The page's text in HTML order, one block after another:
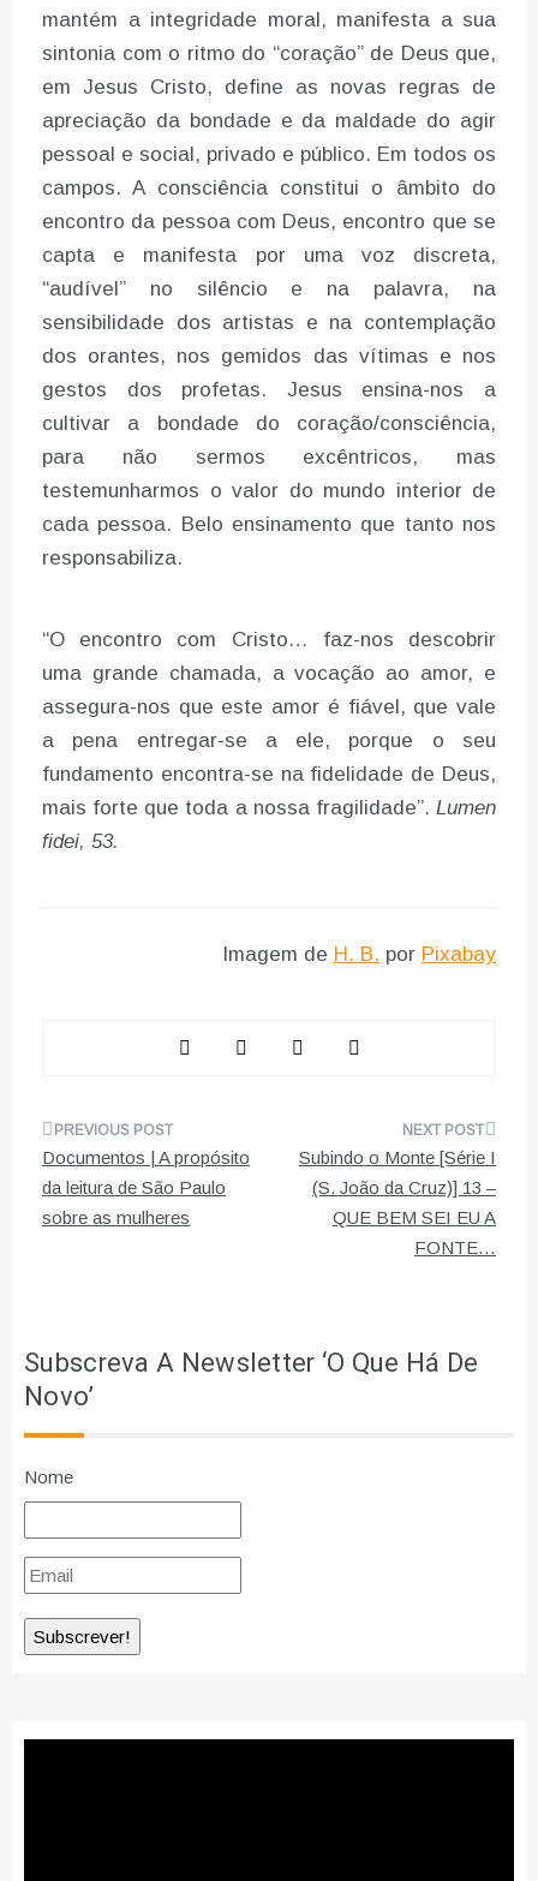
mantém a integridade moral, manifesta a sua
sintonia com o ritmo do “coração” de Deus que,
em Jesus Cristo, define as novas regras de
apreciação da bondade e da maldade do agir
pessoal e social, privado e público. Em todos os
campos. A consciência constitui o âmbito do
encontro da pessoa com Deus, encontro que se
capta e manifesta por uma voz discreta,
“audível” no silêncio e na palavra, na
sensibilidade dos artistas e na contemplação
dos orantes, nos gemidos das vítimas e nos
gestos dos profetas. Jesus ensina-nos a
cultivar a bondade do coração/consciência,
para não sermos excêntricos, mas
testemunharmos o valor do mundo interior de
cada pessoa. Belo ensinamento que tanto nos
responsabiliza.
“O encontro com Cristo… faz-nos descobrir
uma grande chamada, a vocação ao amor, e
assegura-nos que este amor é fiável, que vale
a pena entregar-se a ele, porque o seu
fundamento encontra-se na fidelidade de Deus,
mais forte que toda a nossa fragilidade”. Lumen
fidei, 53.
Imagem de H. B. por Pixabay
Navegação
de
artigos
Documentos | A propósito
da leitura de São Paulo
sobre as mulheres
Subindo o Monte [Série I
(S. João da Cruz)] 13 –
QUE BEM SEI EU A
FONTE…
Subscreva A Newsletter ‘O Que Há De
Novo’
Nome